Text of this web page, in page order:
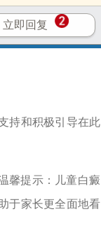
伴有相应毛发的变
着该区域的皮损可
持和积极引导在此
馨提示：儿童白癜
于家长更全面地看
立即回复